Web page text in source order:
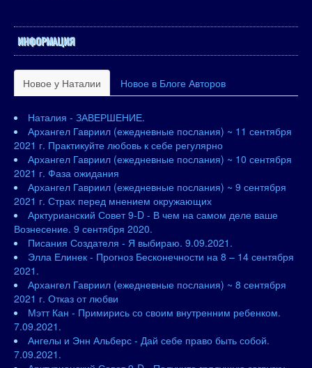
ИНФОРМАЦИЯ
Новое у Наталии Новое в Блоге Авторов
Наталия - ЗАВЕРШЕНИЕ.
Архангел Гавриил (ежедневные послания) ~ 11 сентября
2021 г. Практикуйте любовь к себе регулярно
Архангел Гавриил (ежедневные послания) ~ 10 сентября
2021 г. Фаза ожидания
Архангел Гавриил (ежедневные послания) ~ 9 сентября
2021 г. Страх перед мнением окружающих
Арктурианский Совет 9-D - В чем на самом деле ваше
Вознесение. 9 сентября 2020.
Писания Создателя - Я выбираю. 9.09.2021.
Элла Елинек - Прогноз Бесконечности на 8 – 14 сентября
2021.
Архангел Гавриил (ежедневные послания) ~ 8 сентября
2021 г. Отказ от любви
Мэтт Кан - Примирись со своим внутренним ребенком.
7.09.2021.
Ангелы и Энн Альберс - Дай себе право быть собой.
7.09.2021.